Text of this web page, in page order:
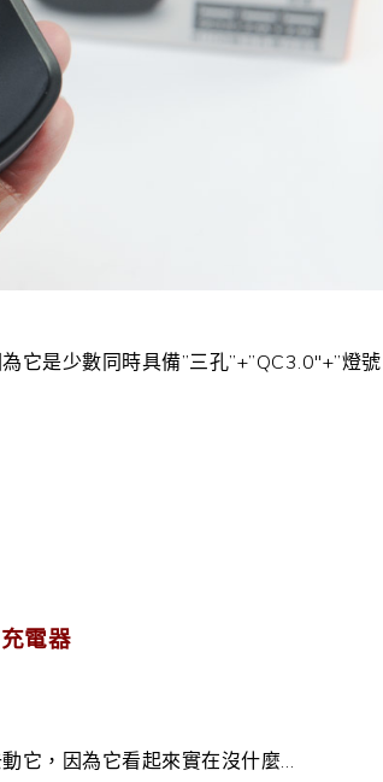
是少數同時具備”三孔”+”QC3.0″+”燈號
電器
它，因為它看起來實在沒什麼…